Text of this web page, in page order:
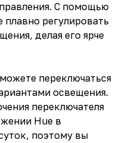
С помощью
регулировать
делая его ярче
переключаться
освещения.
переключателя
Hue в
поэтому вы